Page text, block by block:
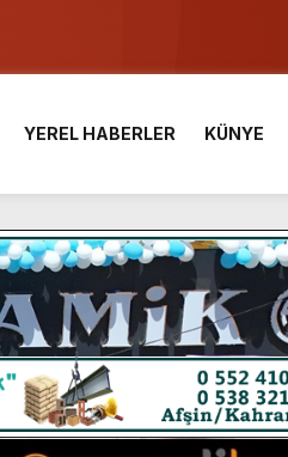
YEREL HABERLER KÜNYE